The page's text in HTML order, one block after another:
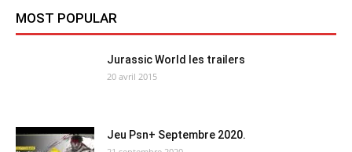
MOST POPULAR
Jurassic World les trailers
20 avril 2015
Jeu Psn+ Septembre 2020.